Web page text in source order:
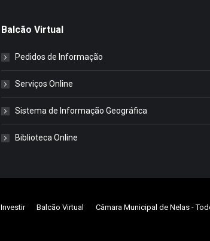
Balcão Virtual
Pedidos de Informação
Serviços Online
Sistema de Informação Geográfica
Biblioteca Online
Investir Balcão Virtual Câmara Municipal de Nelas -